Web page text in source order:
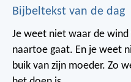
Bijbeltekst van de dag
Je weet niet waar de
naartoe gaat. En je weet
buik van zijn moeder. Zo